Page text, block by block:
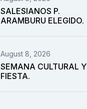
SALESIANOS P.
ARAMBURU ELEGIDO.
August 8, 2026
SEMANA CULTURAL Y
FIESTA.